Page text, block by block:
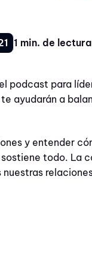
1 min. de lectura
podcast para
ayudarán a
y entender
todo. La